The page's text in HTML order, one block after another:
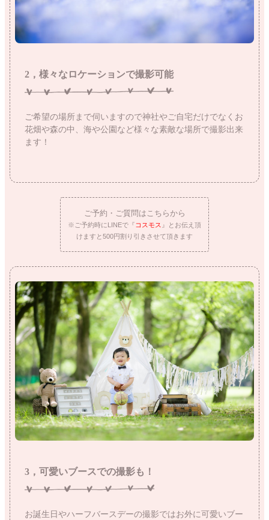
2，様々なロケーションで撮影可能
ご希望の場所まで伺いますので神社やご自宅だけでなくお
花畑や森の中、海や公園など様々な素敵な場所で撮影出来
ます！
ご予約・ご質問はこちらから
※ご予約時にLINEで『 コスモス 』とお伝え頂
けますと500円割り引きさせて頂きます
3，可愛いブースでの撮影も！
お誕生日やハーフバースデーの撮影ではお外に可愛いブー